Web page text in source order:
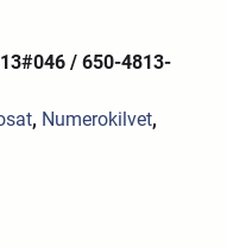
/ 650-4813-
, Numerokilvet,